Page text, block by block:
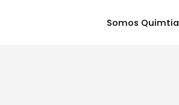
Somos Quimtia